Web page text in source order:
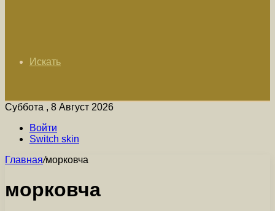
Искать
Суббота , 8 Август 2026
Войти
Switch skin
Главная/морковча
морковча